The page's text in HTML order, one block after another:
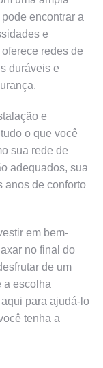
encontrar a
e
redes de
duráveis e
e
o que você
sua rede de
adequados, sua
anos de conforto
em bem-
no final do
de um
a escolha
para ajudá-lo
tenha a